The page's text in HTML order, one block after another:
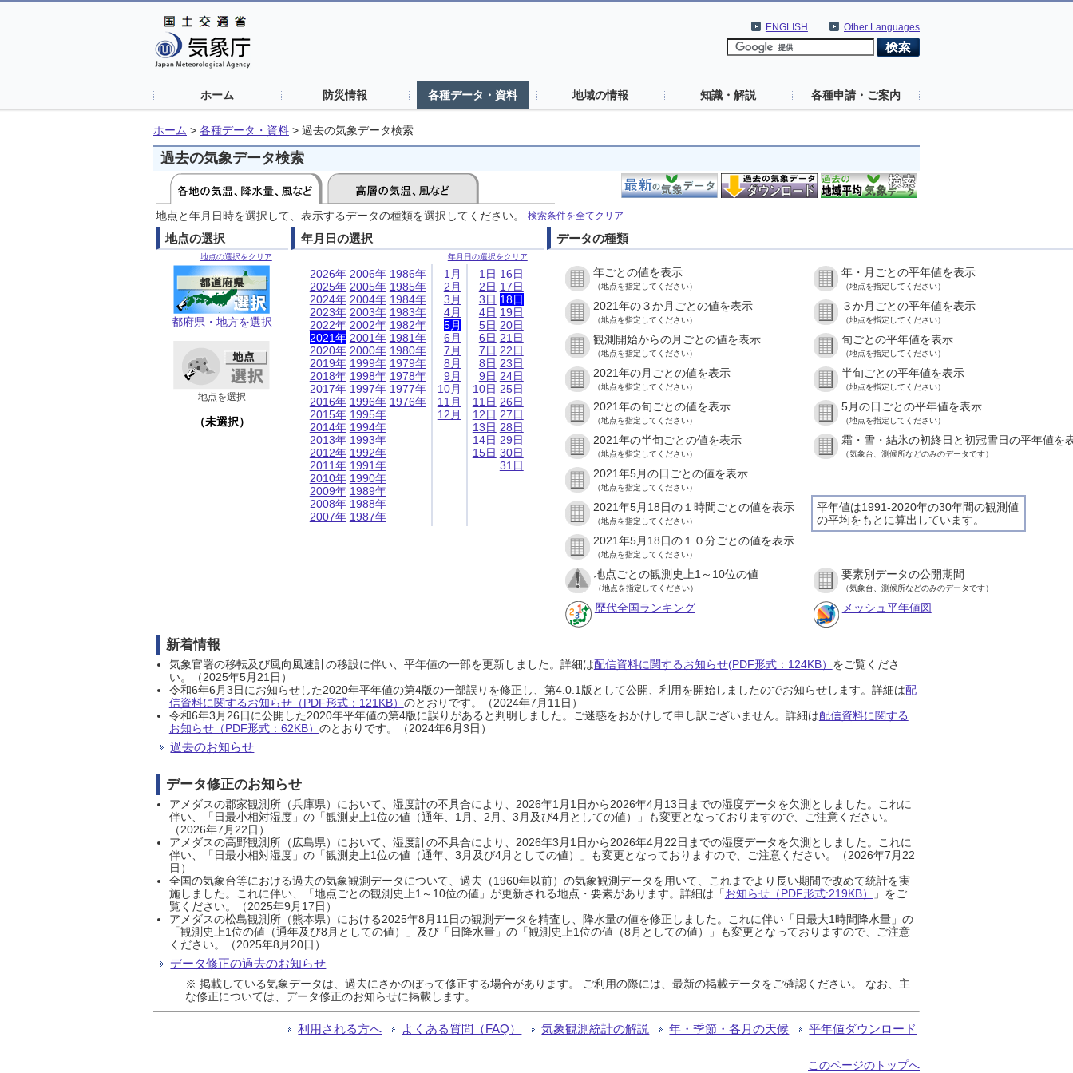
Other Languages
ENGLISH
ホーム 防災情報 各種データ・資料 地域の情報 知識・解説 各種申請・ご案内
ホーム > 各種データ・資料 > 過去の気象データ検索
過去の気象データ検索
地点と年月日時を選択して、表示するデータの種類を選択してください。 検索条件を全てクリア
地点の選択
地点の選択をクリア
都府県・地方を選択
地点を選択
（未選択）
年月日の選択
年月日の選択をクリア
2026年
2025年
2024年
2023年
2022年
2021年
2020年
2019年
2018年
2017年
2016年
2015年
2014年
2013年
2012年
2011年
2010年
2009年
2008年
2007年
2006年
2005年
2004年
2003年
2002年
2001年
2000年
1999年
1998年
1997年
1996年
1995年
1994年
1993年
1992年
1991年
1990年
1989年
1988年
1987年
1986年
1985年
1984年
1983年
1982年
1981年
1980年
1979年
1978年
1977年
1976年
1月
2月
3月
4月
5月
6月
7月
8月
9月
10月
11月
12月
1日
2日
3日
4日
5日
6日
7日
8日
9日
10日
11日
12日
13日
14日
15日
16日
17日
18日
19日
20日
21日
22日
23日
24日
25日
26日
27日
28日
29日
30日
31日
データの種類
年ごとの値を表示
（地点を指定してください）
年・月ごとの平年値を表示
（地点を指定してください）
2021年の３か月ごとの値を表示
（地点を指定してください）
３か月ごとの平年値を表示
（地点を指定してください）
観測開始からの月ごとの値を表示
（地点を指定してください）
旬ごとの平年値を表示
（地点を指定してください）
2021年の月ごとの値を表示
（地点を指定してください）
半旬ごとの平年値を表示
（地点を指定してください）
2021年の旬ごとの値を表示
（地点を指定してください）
5月の日ごとの平年値を表示
（地点を指定してください）
2021年の半旬ごとの値を表示
（地点を指定してください）
霜・雪・結氷の初終日と初冠雪日の平年値を
（気象台、測候所などのみのデータです）
2021年5月の日ごとの値を表示
（地点を指定してください）
平年値は1991-2020年の30年間の観測値
の平均をもとに算出しています。
2021年5月18日の１時間ごとの値を表示
（地点を指定してください）
2021年5月18日の１０分ごとの値を表示
（地点を指定してください）
地点ごとの観測史上1～10位の値
（地点を指定してください）
要素別データの公開期間
（気象台、測候所などのみのデータです）
歴代全国ランキング メッシュ平年値図
新着情報
気象官署の移転及び風向風速計の移設に伴い、平年値の一部を更新しました。詳細は配信資料に関するお知らせ(PDF形式：124KB） をご覧くださ
い。（2025年5月21日）
令和6年6月3日にお知らせした2020年平年値の第4版の一部誤りを修正し、第4.0.1版として公開、利用を開始しましたのでお知らせします。詳細は配
信資料に関するお知らせ（PDF形式：121KB） のとおりです。（2024年7月11日）
令和6年3月26日に公開した2020年平年値の第4版に誤りがあると判明しました。ご迷惑をおかけして申し訳ございません。詳細は配信資料に関する
お知らせ（PDF形式：62KB） のとおりです。（2024年6月3日）
過去のお知らせ
データ修正のお知らせ
アメダスの郡家観測所（兵庫県）において、湿度計の不具合により、2026年1月1日から2026年4月13日までの湿度データを欠測としました。これに
伴い、「日最小相対湿度」の「観測史上1位の値（通年、1月、2月、3月及び4月としての値）」も変更となっておりますので、ご注意ください。
（2026年7月22日）
アメダスの高野観測所（広島県）において、湿度計の不具合により、2026年3月1日から2026年4月22日までの湿度データを欠測としました。これに
伴い、「日最小相対湿度」の「観測史上1位の値（通年、3月及び4月としての値）」も変更となっておりますので、ご注意ください。（2026年7月22
日）
全国の気象台等における過去の気象観測データについて、過去（1960年以前）の気象観測データを用いて、これまでより長い期間で改めて統計を実
施しました。これに伴い、「地点ごとの観測史上1～10位の値」が更新される地点・要素があります。詳細は「お知らせ（PDF形式:219KB）
」をご
覧ください。（2025年9月17日）
アメダスの松島観測所（熊本県）における2025年8月11日の観測データを精査し、降水量の値を修正しました。これに伴い「日最大1時間降水量」の
「観測史上1位の値（通年及び8月としての値）」及び「日降水量」の「観測史上1位の値（8月としての値）」も変更となっておりますので、ご注意
ください。（2025年8月20日）
データ修正の過去のお知らせ
※ 掲載している気象データは、過去にさかのぼって修正する場合があります。 ご利用の際には、最新の掲載データをご確認ください。 なお、主
な修正については、データ修正のお知らせに掲載します。
利用される方へ よくある質問（FAQ） 気象観測統計の解説 年・季節・各月の天候 平年値ダウンロード
このページのトップへ